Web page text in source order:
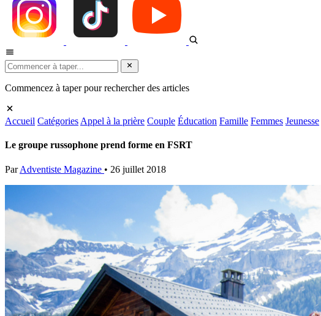
Commencez à taper pour rechercher des articles
Accueil Catégories Appel à la prière Couple Éducation Famille Femmes Jeunesse
Le groupe russophone prend forme en FSRT
Par Adventiste Magazine • 26 juillet 2018